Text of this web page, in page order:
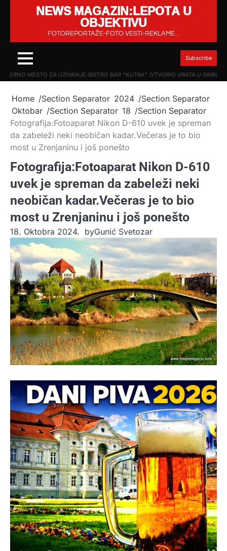
NEWS MAGAZIN:LEPOTA U
OBJEKTIVU
FOTOREPORTAŽE-FOTO VESTI-REKLAME…
Subscribe
MESTO ZA UŽIVANJE:BISTRO BAR “KUTAK” OTVORIO VRATA U
Home
2024
Oktobar
18
Fotografija:Fotoaparat Nikon D-610 uvek je spreman
da zabeleži neki neobičan kadar.Večeras je to bio
most u Zrenjaninu i još ponešto
Fotografija:Fotoaparat Nikon D-610
uvek je spreman da zabeleži neki
neobičan kadar.Večeras je to bio
most u Zrenjaninu i još ponešto
18. Oktobra 2024. byGunić Svetozar